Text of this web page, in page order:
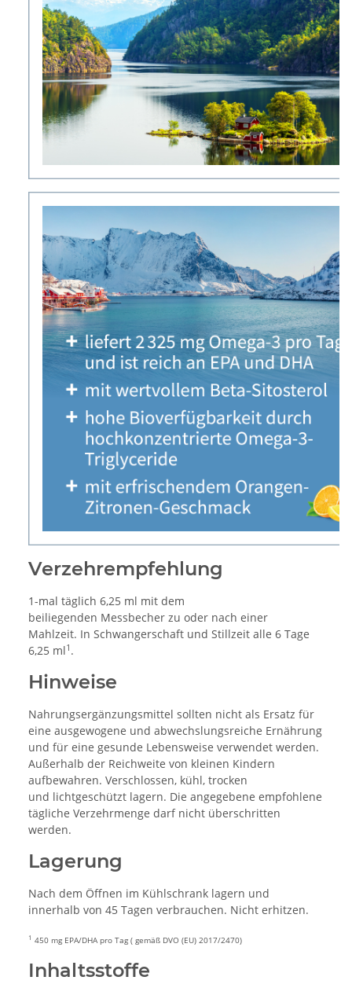
Verzehrempfehlung
1-mal täglich 6,25 ml mit dem
beiliegenden Messbecher zu oder nach einer
Mahlzeit. In Schwangerschaft und Stillzeit alle 6 Tage
6,25 ml1 .
Hinweise
Nahrungsergänzungsmittel sollten nicht als Ersatz für
eine ausgewogene und abwechslungsreiche Ernährung
und für eine gesunde Lebensweise verwendet werden.
Außerhalb der Reichweite von kleinen Kindern
aufbewahren. Verschlossen, kühl, trocken
und lichtgeschützt lagern. Die angegebene empfohlene
tägliche Verzehrmenge darf nicht überschritten
werden.
Lagerung
Nach dem Öffnen im Kühlschrank lagern und
innerhalb von 45 Tagen verbrauchen. Nicht erhitzen.
1 450 mg EPA/DHA pro Tag ( gemäß DVO (EU) 2017/2470)
Inhaltsstoffe